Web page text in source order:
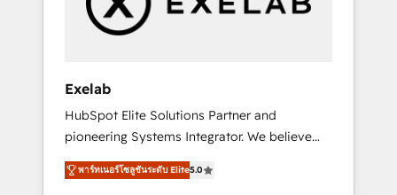
technical execution with real business
perspective. Many of our consultants have
operators need as their systems, data, and
processes evolve. Since 2014, we’ve
supported 1,400+ clients across a wide range
of industries, including healthcare, software,
B2B services, manufacturing, financial
Exelab
HubSpot Elite Solutions Partner and
pioneering Systems Integrator. We believe
technology should serve business strategy,
not the other way around. Every engagement
พาร์ทเนอร์โซลูชันระดับ Elite5.0